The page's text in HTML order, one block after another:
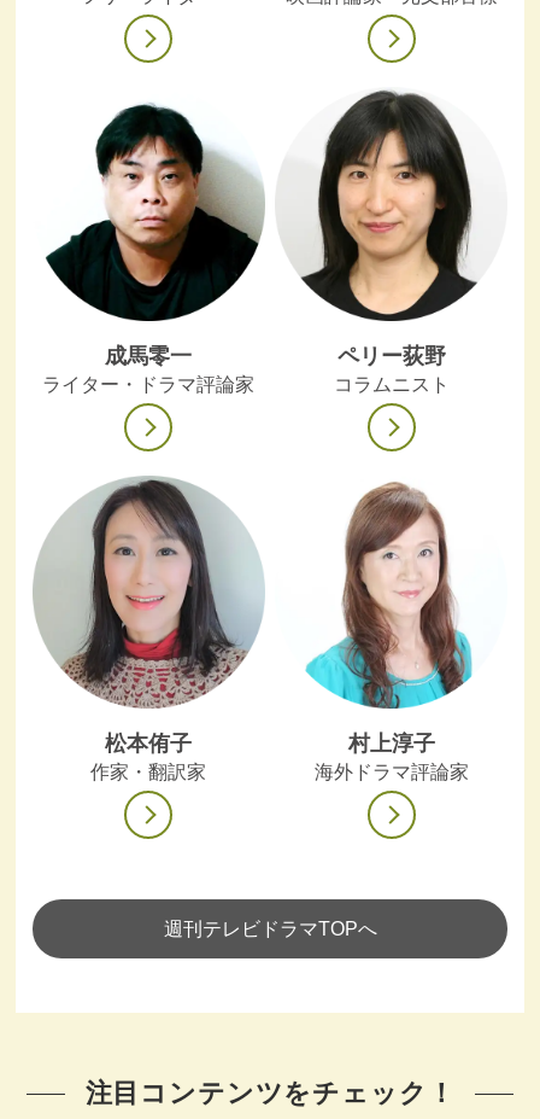
成馬零一
ライター・ドラマ評論家
ペリー荻野
コラムニスト
松本侑子
作家・翻訳家
村上淳子
海外ドラマ評論家
週刊テレビドラマTOPへ
注目コンテンツをチェック！